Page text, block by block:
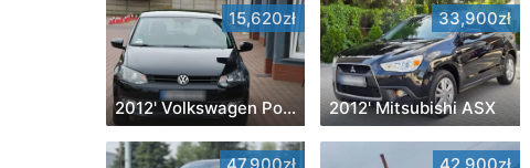
15,620zł
2012' Volkswagen Polo
33,900zł
2012' Mitsubishi ASX